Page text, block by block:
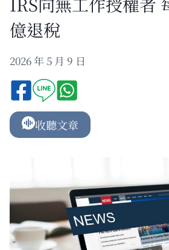
億退稅
2026 年 5 月 9 日
收聽文章